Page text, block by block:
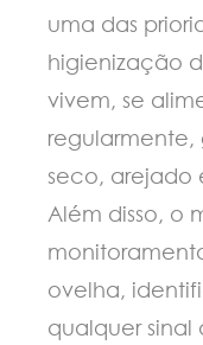
uma das
higienização
vivem, se
seco, arejado
Além disso, o
ovelha,
qualquer